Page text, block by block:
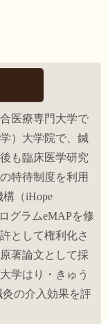
医療専門大学で
）大学院で、鍼
も臨床医学研究
特待制度を利用
（iHope
グラムeMAPを修
として権利化さ
著論文として採
学はり・きゅう
の介入効果を評